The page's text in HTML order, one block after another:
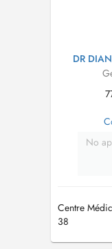
DR
No
Centre
38